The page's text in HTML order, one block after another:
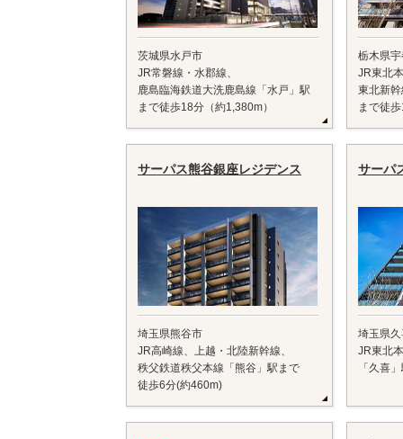
茨城県水戸市
JR常磐線・水郡線、
鹿島臨海鉄道大洗鹿島線「水戸」駅
まで徒歩18分（約1,380m）
栃木県
JR東北
東北新
まで徒
サーパス熊谷銀座レジデンス
埼玉県熊谷市
JR高崎線、上越・北陸新幹線、
秩父鉄道秩父本線「熊谷」駅まで
徒歩6分(約460m)
サーパ
埼玉県
JR東北
「久喜